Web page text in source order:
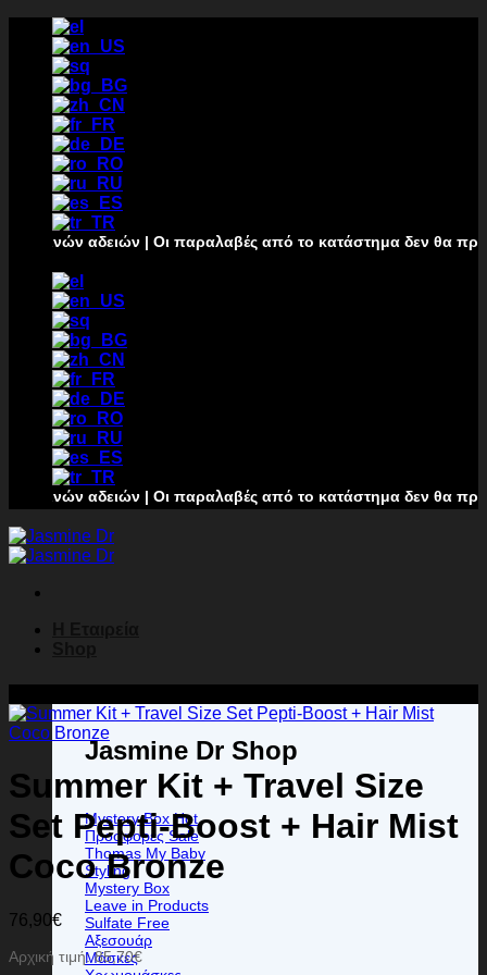
Μετάβαση
περιεχόμενο
αδειών | Οι παραλαβές από το κατάστημα δεν θα
αδειών | Οι παραλαβές από το κατάστημα δεν θα
Jasmine Dr Shop
Mystery Box
Προσφορές
Thomas My Baby
Styling
Mystery Box
Leave in Products
Sulfate Free
Αξεσουάρ
Μάσκες
Summer Kit + Travel Size
Set Pepti-Boost + Hair Mist
Coco Bronze
76,90€
Αρχική τιμή:85,70€